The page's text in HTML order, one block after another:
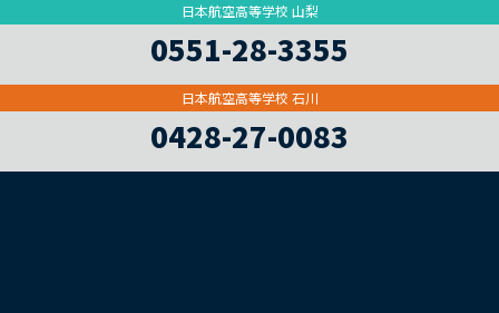
日本航空高等学校 山梨
0551-28-3355
日本航空高等学校 石川
0428-27-0083